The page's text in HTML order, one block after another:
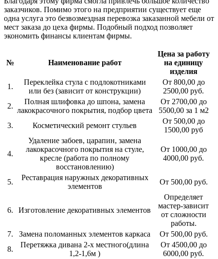
заказчиков. Помимо этого на предприятии существует еще
одна услуга это безвозмездная перевозка заказанной мебели от
мест заказа до цеха фирмы. Подобный подход позволяет
экономить финансы клиентам фирмы.
№ Наименование работ
Цена за работу
на единицу
изделия
1.
Переклейка стула с подлокотниками
или без (зависит от конструкции)
От 800,00 до
2500,00 руб.
2.
Полная шлифовка до шпона, замена
лакокрасочного покрытия, подбор цвета
От 2700,00 до
5500,00 за 1 м2
3.
Косметический ремонт стульев
От 500,00 до
1500,00 руб
4.
Удаление забоев, царапин, замена
лакокрасочного покрытия на стуле,
кресле (работа по полному
восстановлению)
От 1000,00 до
4000,00 руб.
5.
Реставрация наружных декоративных
элементов
От 500,00 руб.
6. Изготовление декоративных элементов
Определяет
мастер-зависит
от сложности
работы.
7.
Замена поломанных элементов каркаса
От 500,00 руб.
8.
Перетяжка дивана 2-х местного(длина
1,2-1,6м )
От 4500,00 до
6000,00 руб.